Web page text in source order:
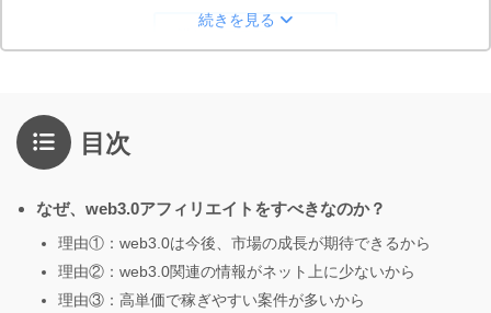
続きを見る
目次
なぜ、web3.0アフィリエイトをすべきなのか？
理由①：web3.0は今後、市場の成長が期待できるから
理由②：web3.0関連の情報がネット上に少ないから
理由③：高単価で稼ぎやすい案件が多いから